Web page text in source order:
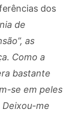
dos
de
as
Como a
bastante
se em peles
me